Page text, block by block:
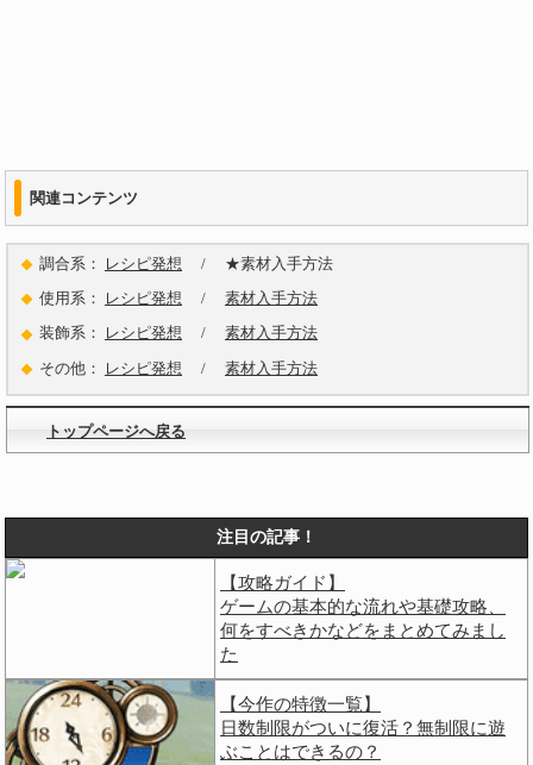
関連コンテンツ
調合系： レシピ発想 / ★素材入手方法
使用系： レシピ発想 / 素材入手方法
装飾系： レシピ発想 / 素材入手方法
その他： レシピ発想 / 素材入手方法
トップページへ戻る
注目の記事！
【攻略ガイド】
ゲームの基本的な流れや基礎攻略、
何をすべきかなどをまとめてみまし
た
【今作の特徴一覧】
日数制限がついに復活？無制限に遊
ぶことはできるの？